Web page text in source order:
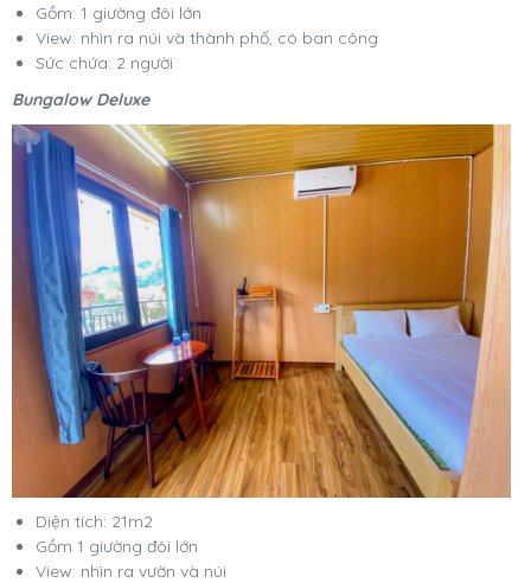
Gồm: 1 giường đôi lớn
View: nhìn ra núi và thành phố, có ban công
Sức chứa: 2 người
Bungalow Deluxe
Diện tích: 21m2
Gồm 1 giường đôi lớn
View: nhìn ra vườn và núi